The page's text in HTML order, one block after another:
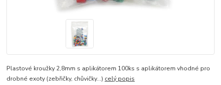
Plastové kroužky 2,8mm s aplikátorem 100ks s aplikátorem vhodné pro
drobné exoty (zebřičky, chůvičky...) celý popis